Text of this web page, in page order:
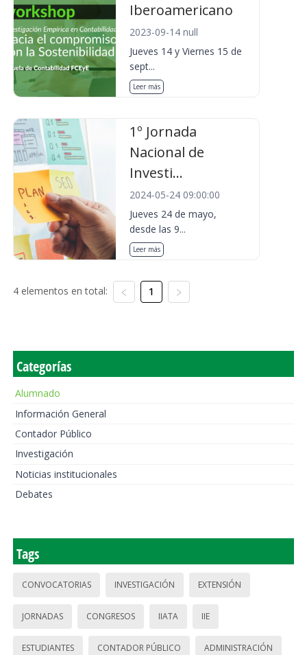
Iberoamericano
2023-09-14 null
Jueves 14 y Viernes 15 de
sept...
Leer más
1º Jornada
Nacional de
Investi...
2024-05-24 09:00:00
Jueves 24 de mayo,
desde las 9...
Leer más
4 elementos en total: 1
Categorías
Alumnado
Información General
Contador Público
Investigación
Noticias institucionales
Debates
Tags
CONVOCATORIAS INVESTIGACIÓN EXTENSIÓN
JORNADAS CONGRESOS IIATA IIE
ESTUDIANTES CONTADOR PÚBLICO ADMINISTRACIÓN